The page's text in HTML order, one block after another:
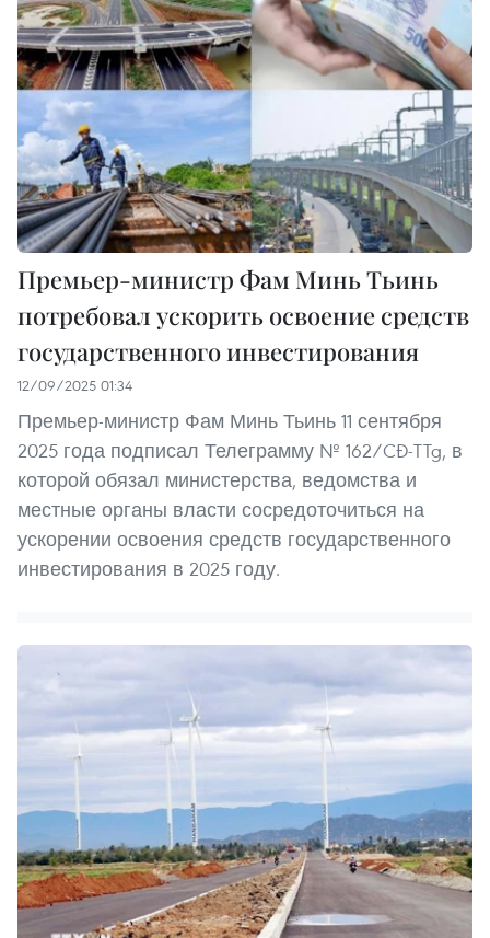
Премьер-министр Фам Минь Тьинь
потребовал ускорить освоение средств
государственного инвестирования
12/09/2025 01:34
Премьер-министр Фам Минь Тьинь 11 сентября
2025 года подписал Телеграмму № 162/CĐ-TTg, в
которой обязал министерства, ведомства и
местные органы власти сосредоточиться на
ускорении освоения средств государственного
инвестирования в 2025 году.